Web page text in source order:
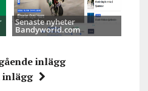
Senaste nyheter
Bandyworld.com
inlägg
inlägg